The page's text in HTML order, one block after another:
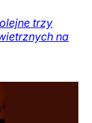
trzy
na